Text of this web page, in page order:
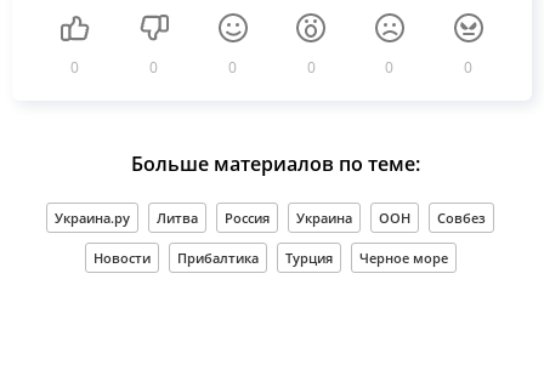
0 0 0 0 0 0
Больше материалов по теме:
Украина.ру Литва Россия Украина ООН Совбез
Новости Прибалтика Турция Черное море